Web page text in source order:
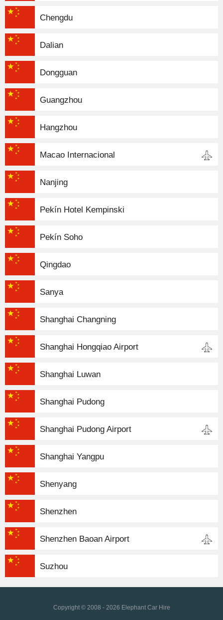
Chengdu
Dalian
Dongguan
Guangzhou
Hangzhou
Macao Internacional
Nanjing
Pekín Hotel Kempinski
Pekín Soho
Qingdao
Sanya
Shanghai Changning
Shanghai Hongqiao Airport
Shanghai Luwan
Shanghai Pudong
Shanghai Pudong Airport
Shanghai Yangpu
Shenyang
Shenzhen
Shenzhen Baoan Airport
Suzhou
Copyright © 2008 - 2026 Elephant Car Hire